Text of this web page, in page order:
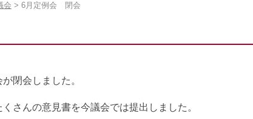
会 > 6月定例会 閉会
閉会しました。
さんの意見書を今議会では提出しました。